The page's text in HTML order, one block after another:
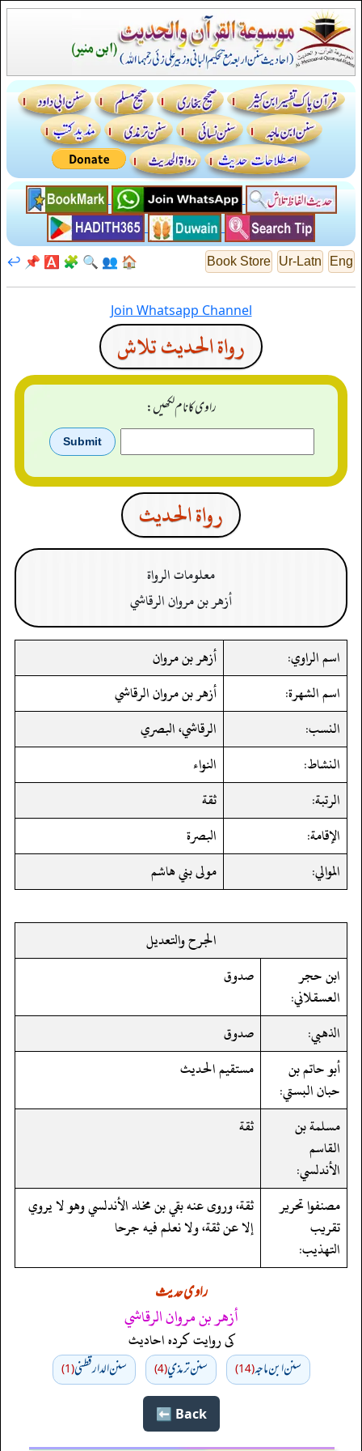
Eng
Ur-Latn
Book Store
🏠
👥
🔍
🧩
🅰️
📌
↩️
Join Whatsapp Channel
رواة الحديث تلاش
راوی کا نام لکھیں:
رواة الحدیث
معلومات الرواة
أزهر بن مروان الرقاشي
اسم الراوي:
أزهر بن مروان
اسم الشهرة:
أزهر بن مروان الرقاشي
النسب:
الرقاشي، البصري
النشاط:
النواء
الرتبة:
ثقة
الإقامة:
البصرة
الموالي:
مولى بني هاشم
الجرح والتعديل
ابن حجر
العسقلاني:
صدوق
الذهبي:
صدوق
أبو حاتم بن
حبان البستي:
مستقيم الحديث
مسلمة بن
القاسم
الأندلسي:
ثقة
مصنفوا تحرير
تقريب
التهذيب:
ثقة، وروى عنه بقي بن مخلد الأندلسي وهو لا يروي
إلا عن ثقة، ولا نعلم فيه جرحا
راوی حدیث
أزهر بن مروان الرقاشي
کی روایت کردہ احادیث
سنن ابن ماجه(14) سنن ترمذي(4) سنن الدارقطني(1)
Back ⬅️